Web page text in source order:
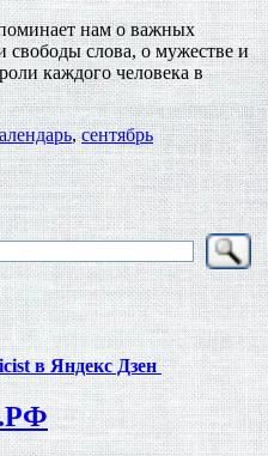
нам о важных
свободы слова, о мужестве и
каждого человека в
,сентябрь
в Яндекс Дзен